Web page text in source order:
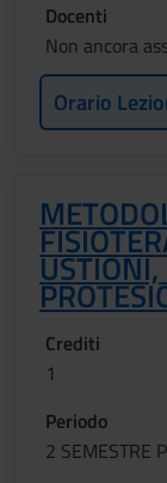
Docenti
Non ancora
Orario
Crediti
1
Periodo
2 SEMESTRE